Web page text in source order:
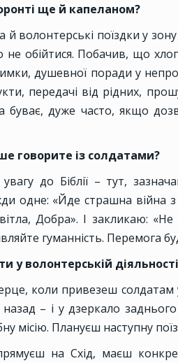
ще й капеланом?
й волонтерські поїздки у
обійтися. Побачив, що
душевної поради у
передачі від рідних,
буває, дуже часто, якщо
говорите із солдатами?
до Біблії – тут,
одне: «Йде страшна війна
Добра». І закликаю: «Не
гуманність. Перемога
у волонтерській
коли привезеш
назад – і у дзеркало
місію. Плануєш наступну
на Схід, маєш